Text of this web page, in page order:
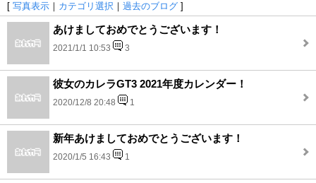
[ 写真表示 ｜ カテゴリ選択 ｜ 過去のブログ ]
あけましておめでとうございます！
2021/1/1 10:53 3
彼女のカレラGT3 2021年度カレンダー！
2020/12/8 20:48 1
新年あけましておめでとうございます！
2020/1/5 16:43 1